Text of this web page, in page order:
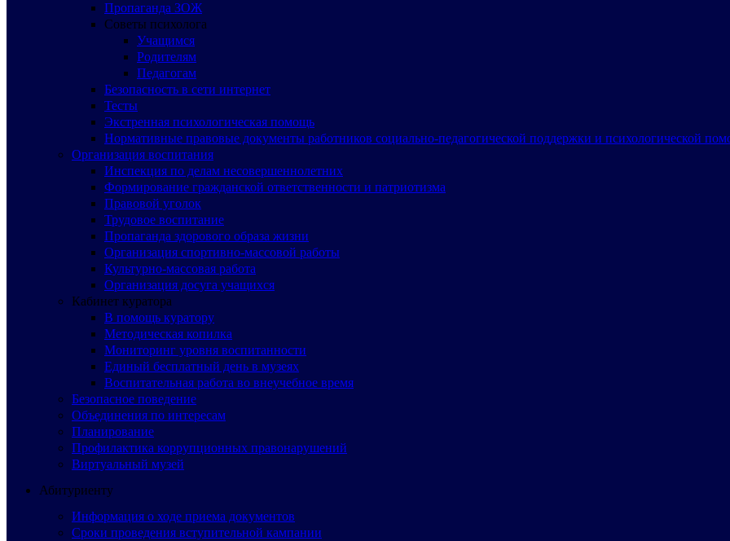
Пропаганда ЗОЖ
Советы психолога
Учащимся
Родителям
Педагогам
Безопасность в сети интернет
Тесты
Экстренная психологическая помощь
Нормативные правовые документы работников социально-педагогической поддержки и психологической
Организация воспитания
Инспекция по делам несовершеннолетних
Формирование гражданской ответственности и патриотизма
Правовой уголок
Трудовое воспитание
Пропаганда здорового образа жизни
Организация спортивно-массовой работы
Культурно-массовая работа
Организация досуга учащихся
Кабинет куратора
В помощь куратору
Методическая копилка
Мониторинг уровня воспитанности
Единый бесплатный день в музеях
Воспитательная работа во внеучебное время
Безопасное поведение
Объединения по интересам
Планирование
Профилактика коррупционных правонарушений
Виртуальный музей
Абитуриенту
Информация о ходе приема документов
Сроки проведения вступительной кампании